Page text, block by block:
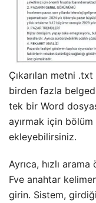
Çıkarılan metni
birden fazla
tek bir Word
ayırmak için bölüm
ekleyebilirsiniz.
Ayrıca, hızlı
Fve anahtar
girin. Sistem,